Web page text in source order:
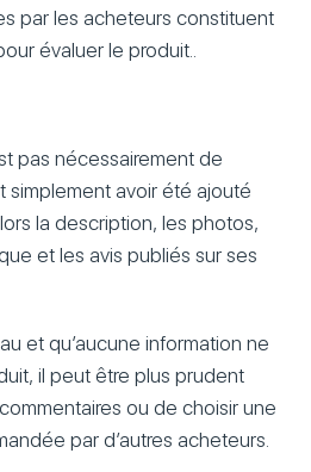
par les acheteurs constituent
évaluer le produit..
pas nécessairement de
simplement avoir été ajouté
la description, les photos,
et les avis publiés sur ses
et qu’aucune information ne
il peut être plus prudent
ou de choisir une
par d’autres acheteurs.